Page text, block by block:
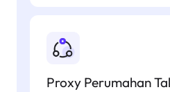
Proxy Perumahan